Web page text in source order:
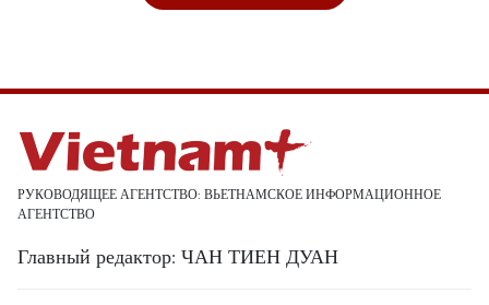
РУКОВОДЯЩЕЕ АГЕНТСТВО: ВЬЕТНАМСКОЕ ИНФОРМАЦИОННОЕ
АГЕНТСТВО
Главный редактор: ЧАН ТИЕН ДУАН